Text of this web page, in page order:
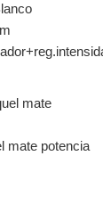
mate potencia